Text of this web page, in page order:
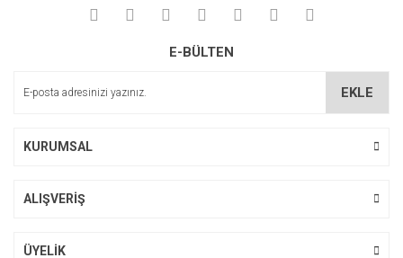
E-BÜLTEN
EKLE
KURUMSAL
ALIŞVERİŞ
ÜYELİK